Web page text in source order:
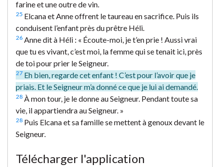
farine et une outre de vin.
25 Elcana et Anne offrent le taureau en sacrifice. Puis ils
conduisent l’enfant près du prêtre Héli.
26 Anne dit à Héli : « Écoute-moi, je t’en prie ! Aussi vrai
que tu es vivant, c’est moi, la femme qui se tenait ici, près
de toi pour prier le Seigneur.
27 Eh bien, regarde cet enfant ! C’est pour l’avoir que je
priais. Et le Seigneur m’a donné ce que je lui ai demandé.
28 À mon tour, je le donne au Seigneur. Pendant toute sa
vie, il appartiendra au Seigneur. »
28 Puis Elcana et sa famille se mettent à genoux devant le
Seigneur.
Télécharger l'application